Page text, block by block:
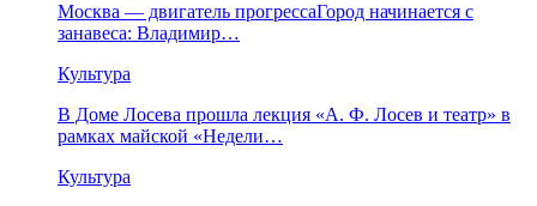
Москва — двигатель прогрессаГород начинается с
занавеса: Владимир…
Культура
В Доме Лосева прошла лекция «А. Ф. Лосев и театр» в
рамках майской «Недели…
Культура